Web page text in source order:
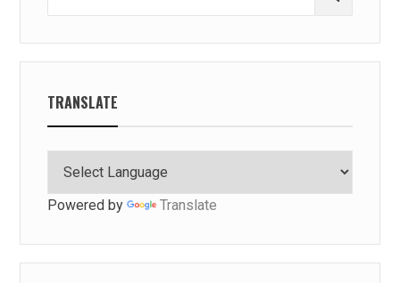
TRANSLATE
Powered by Translate